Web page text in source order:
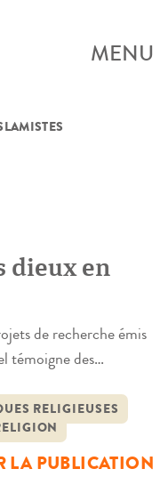
MENU
dieux en
de recherche émis
témoigne des
qui pose le problème
encore très largement
les nouvelles
RELIGIEUSES
LA PUBLICATION